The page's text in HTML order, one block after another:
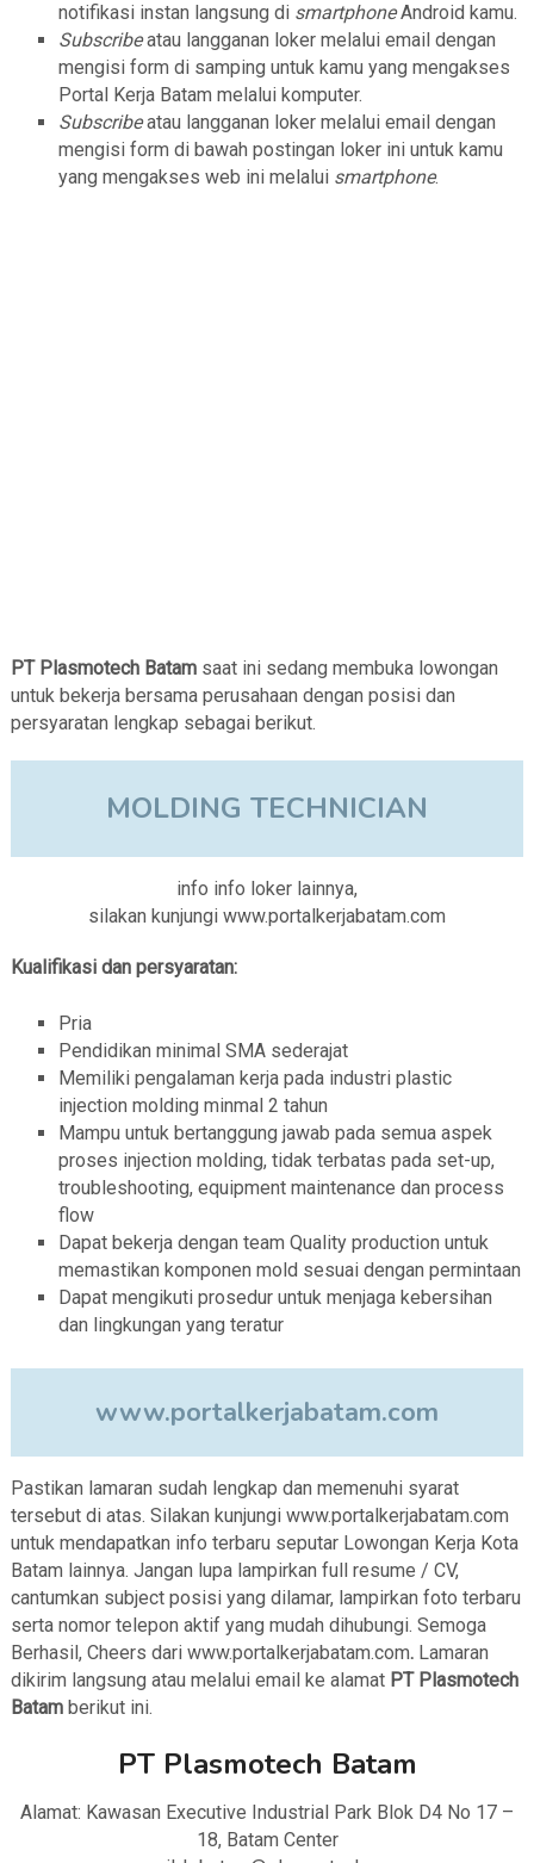
notifikasi instan langsung di smartphoneAndroid kamu.
Subscribeatau langganan loker melalui email dengan
mengisi form di samping untuk kamu yang mengakses
Portal Kerja Batam melalui komputer.
Subscribeatau langganan loker melalui email dengan
mengisi form di bawah postingan loker ini untuk kamu
yang mengakses web ini melalui smartphone.
PT Plasmotech Batamsaat ini sedang membuka lowongan
untuk bekerja bersama perusahaan dengan posisi dan
persyaratan lengkap sebagai berikut.
MOLDING TECHNICIAN
info info loker lainnya,
silakan kunjungi www.portalkerjabatam.com
Kualifikasi dan persyaratan:
Pria
Pendidikan minimal SMA sederajat
Memiliki pengalaman kerja pada industri plastic
injection molding minmal 2 tahun
Mampu untuk bertanggung jawab pada semua aspek
proses injection molding, tidak terbatas pada set-up,
troubleshooting, equipment maintenance dan process
flow
Dapat bekerja dengan team Quality production untuk
memastikan komponen mold sesuai dengan permintaan
Dapat mengikuti prosedur untuk menjaga kebersihan
dan lingkungan yang teratur
www.portalkerjabatam.com
Pastikan lamaran sudah lengkap dan memenuhi syarat
tersebut di atas. Silakan kunjungi www.portalkerjabatam.com
untuk mendapatkan info terbaru seputar Lowongan Kerja Kota
Batam lainnya. Jangan lupa lampirkan full resume / CV,
cantumkan subject posisi yang dilamar, lampirkan foto terbaru
serta nomor telepon aktif yang mudah dihubungi. Semoga
Berhasil, Cheers dari www.portalkerjabatam.com.Lamaran
dikirim langsung atau melalui email ke alamat PT Plasmotech
Batam berikut ini.
PT Plasmotech Batam
Alamat: Kawasan Executive Industrial Park Blok D4 No 17 –
18, Batam Center